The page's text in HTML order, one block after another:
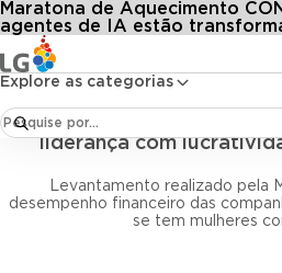
Explore as categorias
Maratona de Aquecimento
agentes de IA estão
Conteúdos Blog LG
relaciona número de mulheres na
Pesquisa relaciona
liderança com
Levantamento realizado pela
desempenho financeiro das
se tem mulheres